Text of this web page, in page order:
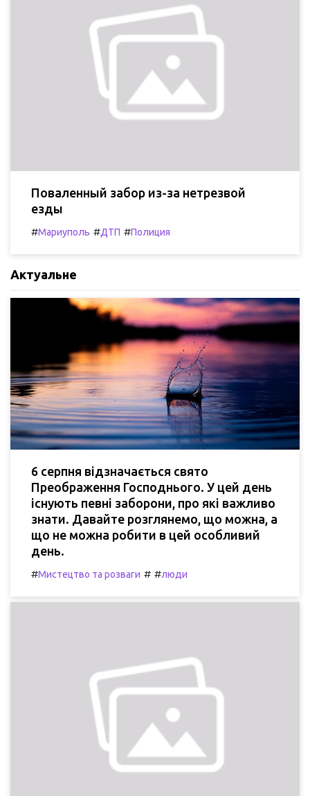
Поваленный забор из-за нетрезвой
езды
#Мариуполь #ДТП #Полиция
Актуальне
6 серпня відзначається свято
Преображення Господнього. У цей день
існують певні заборони, про які важливо
знати. Давайте розглянемо, що можна, а
що не можна робити в цей особливий
день.
#Мистецтво та розваги # #люди